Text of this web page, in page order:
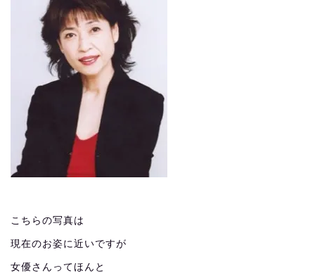
こちらの写真は
現在のお姿に近いですが
女優さんってほんと